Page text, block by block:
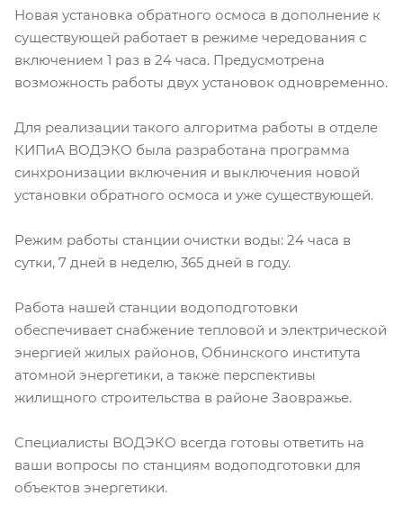
Новая установка обратного осмоса в дополнение к
существующей работает в режиме чередования с
включением 1 раз в 24 часа. Предусмотрена
возможность работы двух установок одновременно.
Для реализации такого алгоритма работы в отделе
КИПиА ВОДЭКО была разработана программа
синхронизации включения и выключения новой
установки обратного осмоса и уже существующей.
Режим работы станции очистки воды: 24 часа в
сутки, 7 дней в неделю, 365 дней в году.
Работа нашей станции водоподготовки
обеспечивает снабжение тепловой и электрической
энергией жилых районов, Обнинского института
атомной энергетики, а также перспективы
жилищного строительства в районе Заовражье.
Специалисты ВОДЭКО всегда готовы ответить на
ваши вопросы по станциям водоподготовки для
объектов энергетики.